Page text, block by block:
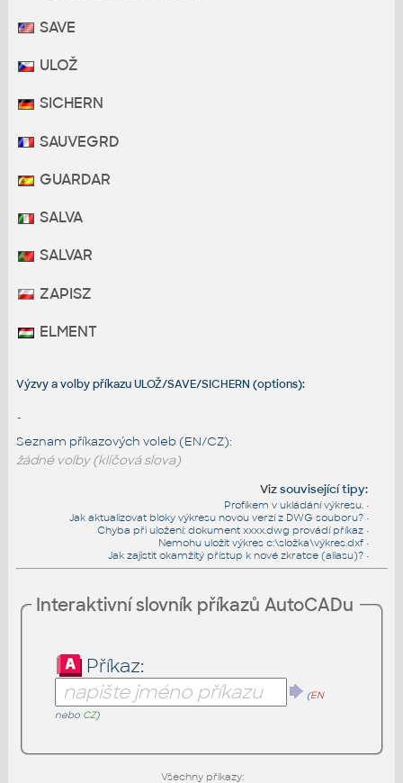
SAVE
ULOŽ
SICHERN
SAUVEGRD
GUARDAR
SALVA
SALVAR
ZAPISZ
ELMENT
Výzvy a volby příkazu ULOŽ/SAVE/SICHERN (options):
-
Seznam příkazových voleb (EN/CZ):
žádné volby (klíčová slova)
Vizsouvisející tipy:
Profíkem v ukládání výkresu. •
Jak aktualizovat bloky výkresu novou verzí z DWG souboru? •
Chyba při uložení: dokument xxxx.dwg provádí příkaz •
Nemohu uložit výkres c:\složka\výkres.dxf •
Jak zajistit okamžitý přístup k nové zkratce (aliasu)? •
Interaktivní slovník příkazů AutoCADu
Příkaz:
(EN
nebo CZ)
Všechny příkazy: